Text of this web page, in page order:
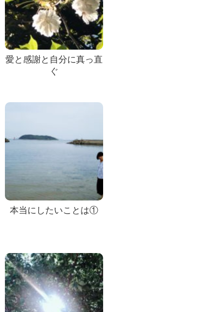
愛と感謝と自分に真っ直
ぐ
本当にしたいことは①